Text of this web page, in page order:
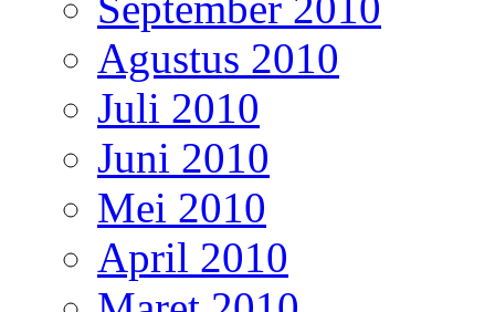
Agustus 2010
Juli 2010
Juni 2010
Mei 2010
April 2010